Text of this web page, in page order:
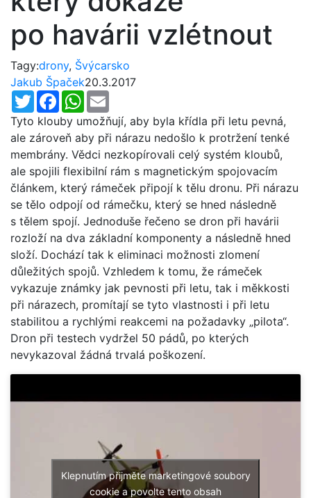
po havárii vzlétnout
Tagy:drony, Švýcarsko
Jakub Špaček20.3.2017
TwitterFacebookWhatsApp
Tyto klouby umožňují, aby byla křídla při letu pevná,
ale zároveň aby při nárazu nedošlo k protržení tenké
membrány. Vědci nezkopírovali celý systém kloubů,
ale spojili flexibilní rám s magnetickým spojovacím
článkem, který rámeček připojí k tělu dronu. Při nárazu
se tělo odpojí od rámečku, který se hned následně
s tělem spojí. Jednoduše řečeno se dron při havárii
rozloží na dva základní komponenty a následně hned
složí. Dochází tak k eliminaci možnosti zlomení
důležitých spojů. Vzhledem k tomu, že rámeček
vykazuje známky jak pevnosti při letu, tak i měkkosti
při nárazech, promítají se tyto vlastnosti i při letu
stabilitou a rychlými reakcemi na požadavky „pilota“.
Dron při testech vydržel 50 pádů, po kterých
nevykazoval žádná trvalá poškození.
Klepnutím přijměte marketingové soubory
cookie a povolte tento obsah